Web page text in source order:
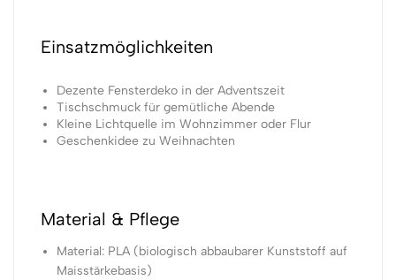
Einsatzmöglichkeiten
Dezente Fensterdeko in der Adventszeit
Tischschmuck für gemütliche Abende
Kleine Lichtquelle im Wohnzimmer oder Flur
Geschenkidee zu Weihnachten
Material & Pflege
Material: PLA (biologisch abbaubarer Kunststoff auf
Maisstärkebasis)